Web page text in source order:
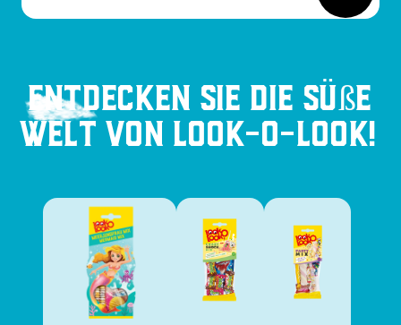
Entdecken Sie die süße
Welt von Look-O-Look!